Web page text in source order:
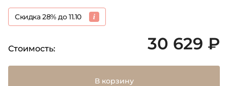
Скидка 28% до 11.10
Стоимость: 30 629 ₽
В корзину